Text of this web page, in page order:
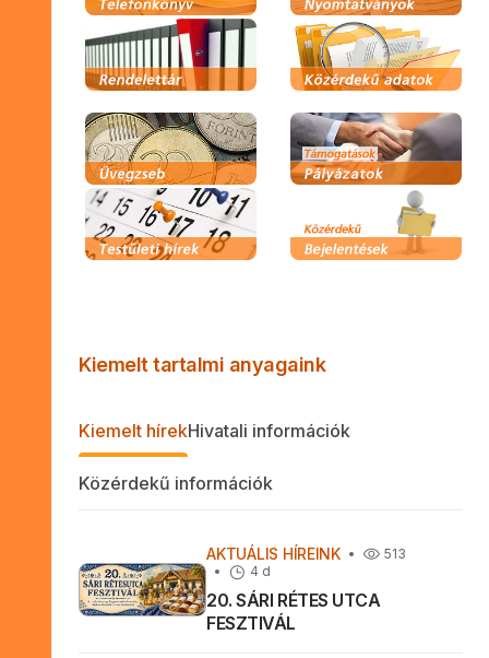
Kiemelt tartalmi anyagaink
Kiemelt hírekHivatali információk
Közérdekű információk
AKTUÁLIS HÍREINK
513
4 d
20. SÁRI RÉTES UTCA
FESZTIVÁL